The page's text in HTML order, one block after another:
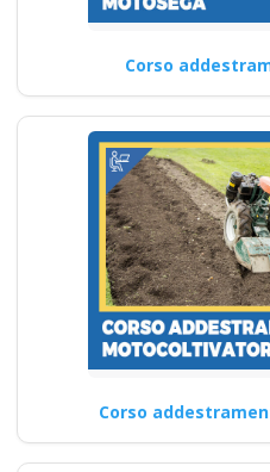
Corso
Corso